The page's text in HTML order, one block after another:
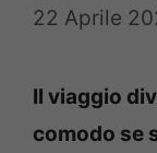
22 Aprile
Il viaggio
comodo se